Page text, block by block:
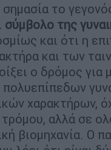
σημασία το
σύμβολο της
και ότι η
και των
ο δρόμος για
πολυεπίπεδων
χαρακτήρων,
αλλά σε
βιομηχανία. Ο